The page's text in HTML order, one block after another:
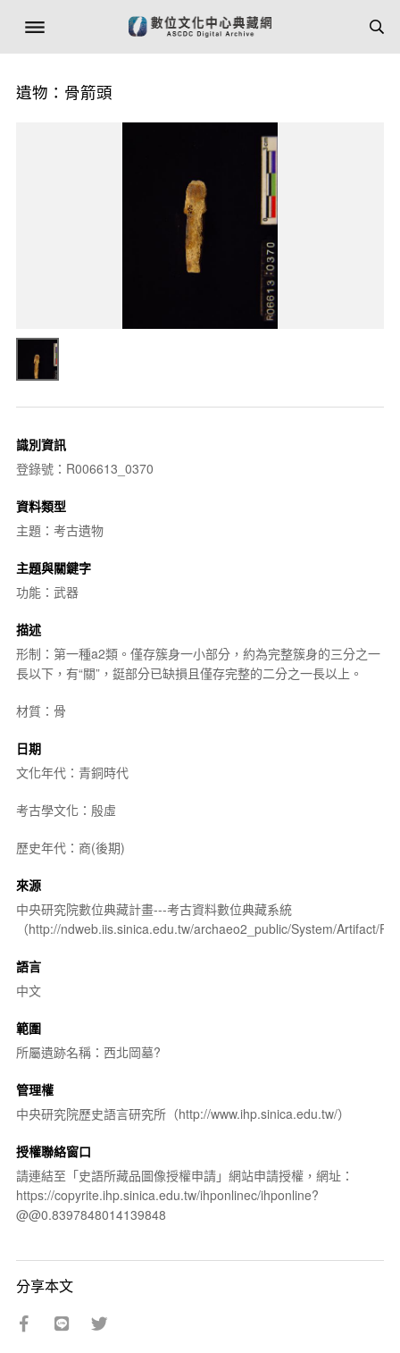
遺物：骨箭頭
識別資訊
登錄號：R006613_0370
資料類型
主題：考古遺物
主題與關鍵字
功能：武器
描述
形制：第一種a2類。僅存簇身一小部分，約為完整簇身的三分之一
長以下，有“關”，鋌部分已缺損且僅存完整的二分之一長以上。
材質：骨
日期
文化年代：青銅時代
考古學文化：殷虛
歷史年代：商(後期)
來源
中央研究院數位典藏計畫---考古資料數位典藏系統
（http://ndweb.iis.sinica.edu.tw/archaeo2_public/System/Artifact/
語言
中文
範圍
所屬遺跡名稱：西北岡墓?
管理權
中央研究院歷史語言研究所（http://www.ihp.sinica.edu.tw/）
授權聯絡窗口
請連結至「史語所藏品圖像授權申請」網站申請授權，網址：
https://copyrite.ihp.sinica.edu.tw/ihponlinec/ihponline?
@@0.8397848014139848
分享本文